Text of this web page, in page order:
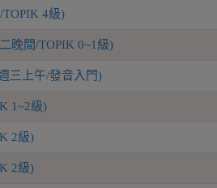
TOPIK 4級)
晚間/TOPIK 0~1級)
三上午/發音入門)
1~2級)
2級)
2級)